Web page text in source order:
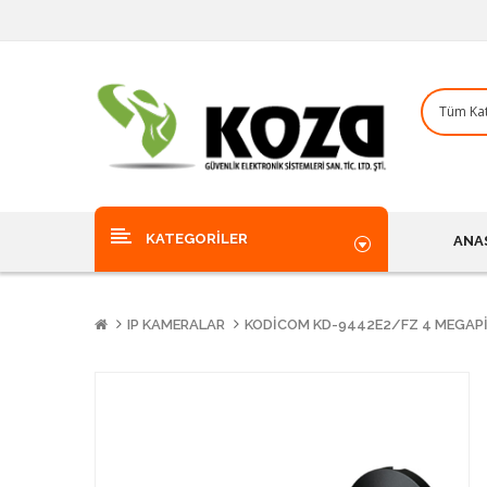
KATEGORILER
IP KAMERALAR KODICOM KD-9442E2/FZ 4